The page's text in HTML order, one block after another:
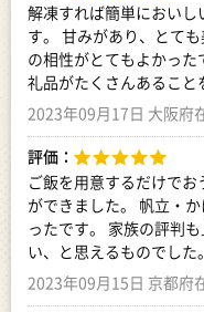
解凍すれば簡単におい
す。 甘みがあり、とて
の相性がとてもよかっ
礼品がたくさんあること
2023年09月17日 大阪府
評価：
ご飯を用意するだけで
ができました。 帆立・
ったです。 家族の評判
い、と思えるものでした
2023年09月15日 京都府